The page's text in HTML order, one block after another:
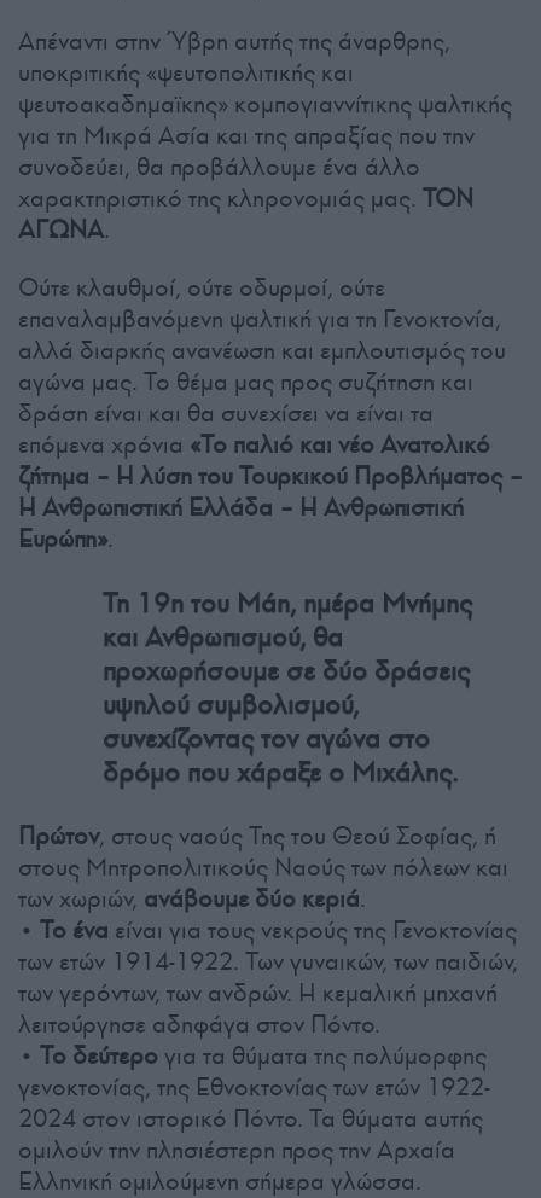
Απέναντι στην Ύβρη αυτής της άναρθρης,
υποκριτικής «ψευτοπολιτικής και
ψευτοακαδημαϊκης» κομπογιαννίτικης ψαλτικής
για τη Μικρά Ασία και της απραξίας που την
συνοδεύει, θα προβάλλουμε ένα άλλο
χαρακτηριστικό της κληρονομιάς μας. ΤΟΝ
ΑΓΩΝΑ.
Ούτε κλαυθμοί, ούτε οδυρμοί, ούτε
επαναλαμβανόμενη ψαλτική για τη Γενοκτονία,
αλλά διαρκής ανανέωση και εμπλουτισμός του
αγώνα μας. Το θέμα μας προς συζήτηση και
δράση είναι και θα συνεχίσει να είναι τα
επόμενα χρόνια «Το παλιό και νέο Ανατολικό
ζήτημα – Η λύση του Τουρκικού Προβλήματος –
Η Ανθρωπιστική Ελλάδα – Η Ανθρωπιστική
Ευρώπη».
Τη 19η του Μάη, ημέρα Μνήμης
και Ανθρωπισμού, θα
προχωρήσουμε σε δύο δράσεις
υψηλού συμβολισμού,
συνεχίζοντας τον αγώνα στο
δρόμο που χάραξε ο Μιχάλης.
Πρώτον, στους ναούς Της του Θεού Σοφίας, ή
στους Μητροπολιτικούς Ναούς των πόλεων και
των χωριών, ανάβουμε δύο κεριά.
• Το ένα είναι για τους νεκρούς της Γενοκτονίας
των ετών 1914-1922. Των γυναικών, των παιδιών,
των γερόντων, των ανδρών. Η κεμαλική μηχανή
λειτούργησε αδηφάγα στον Πόντο.
• Το δεύτερογια τα θύματα της πολύμορφης
γενοκτονίας, της Εθνοκτονίας των ετών 1922-
2024 στον ιστορικό Πόντο. Τα θύματα αυτής
ομιλούν την πλησιέστερη προς την Αρχαία
Ελληνική ομιλούμενη σήμερα γλώσσα.